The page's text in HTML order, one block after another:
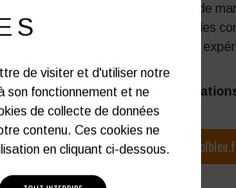
les produits et les techniques de
votre support en fonction des
besoins d’image. Profitez de son
souhaitez avoir plus
27 28 87 86
de visiter et d'utiliser notre
son fonctionnement et ne
de collecte de données
contenu. Ces cookies ne
en cliquant ci-dessous.